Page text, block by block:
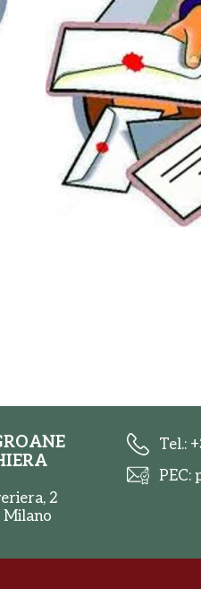
2
Milano
Tel.:
PEC: